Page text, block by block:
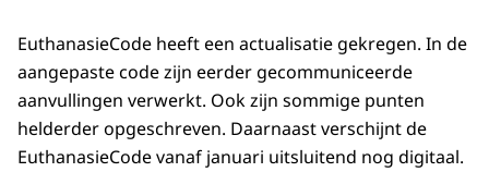
EuthanasieCode heeft een actualisatie gekregen. In de
aangepaste code zijn eerder gecommuniceerde
aanvullingen verwerkt. Ook zijn sommige punten
helderder opgeschreven. Daarnaast verschijnt de
EuthanasieCode vanaf januari uitsluitend nog digitaal.